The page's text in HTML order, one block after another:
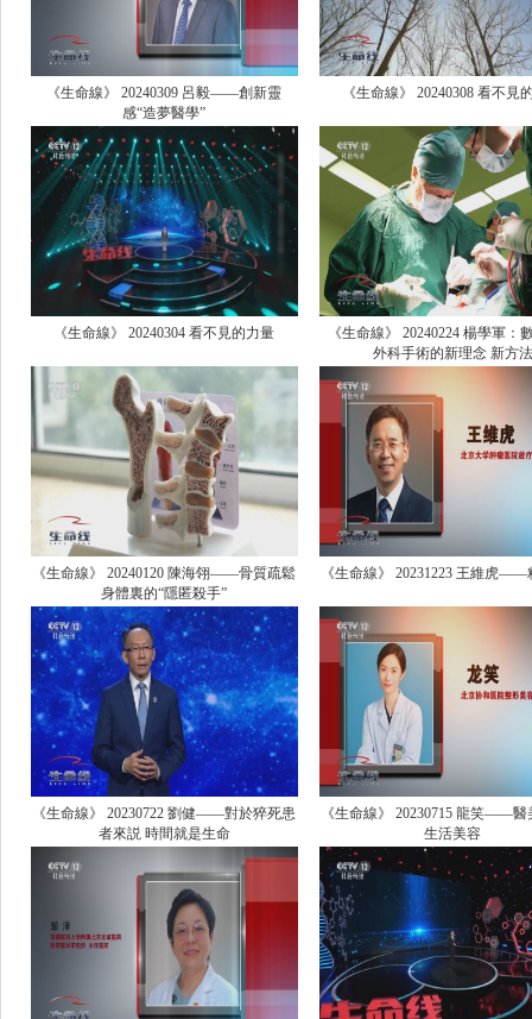
《生命線》 20240309 呂毅——創新靈
感“造夢醫學”
《生命線》 20240308 看不見
《生命線》 20240304 看不見的力量
《生命線》 20240224 楊學軍：
外科手術的新理念 新方法
《生命線》 20240120 陳海翎——骨質疏鬆
身體裏的“隱匿殺手”
《生命線》 20231223 王維虎——
《生命線》 20230722 劉健——對於猝死患
者來説 時間就是生命
《生命線》 20230715 龍笑——醫
生活美容